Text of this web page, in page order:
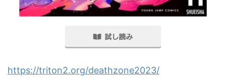
https://triton2.org/deathzone2023/